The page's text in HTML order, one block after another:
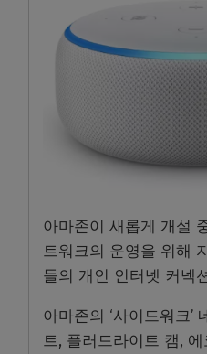
아마존이 새롭게 개설
트워크의 운영을 위해
들의 개인 인터넷 커넥
아마존의 ‘사이드워크’
트, 플러드라이트 캠,